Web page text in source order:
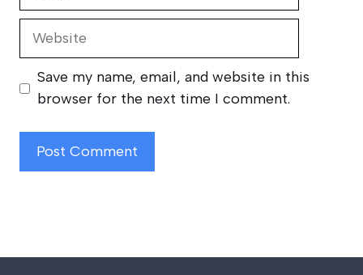
Website
Save my name, email, and website in this
browser for the next time I comment.